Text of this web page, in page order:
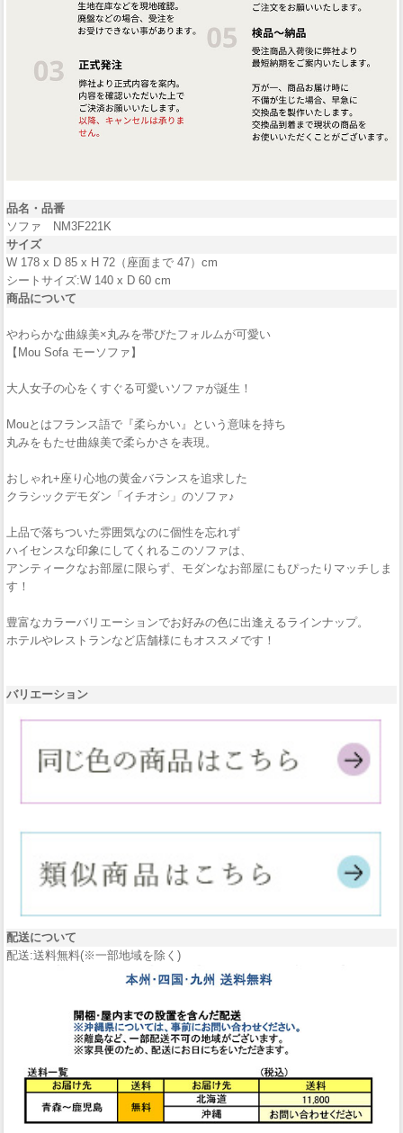
品名・品番
ソファ NM3F221K
サイズ
W 178 x D 85 x H 72（座面まで 47）cm
シートサイズ:W 140 x D 60 cm
商品について
やわらかな曲線美×丸みを帯びたフォルムが可愛い
【Mou Sofa モーソファ】
大人女子の心をくすぐる可愛いソファが誕生！
Mouとはフランス語で『柔らかい』という意味を持ち
丸みをもたせ曲線美で柔らかさを表現。
おしゃれ+座り心地の黄金バランスを追求した
クラシックデモダン「イチオシ」のソファ♪
上品で落ちついた雰囲気なのに個性を忘れず
ハイセンスな印象にしてくれるこのソファは、
アンティークなお部屋に限らず、モダンなお部屋にもぴったりマッチしま
す！
豊富なカラーバリエーションでお好みの色に出逢えるラインナップ。
ホテルやレストランなど店舗様にもオススメです！
バリエーション
配送について
配送:送料無料(※一部地域を除く)